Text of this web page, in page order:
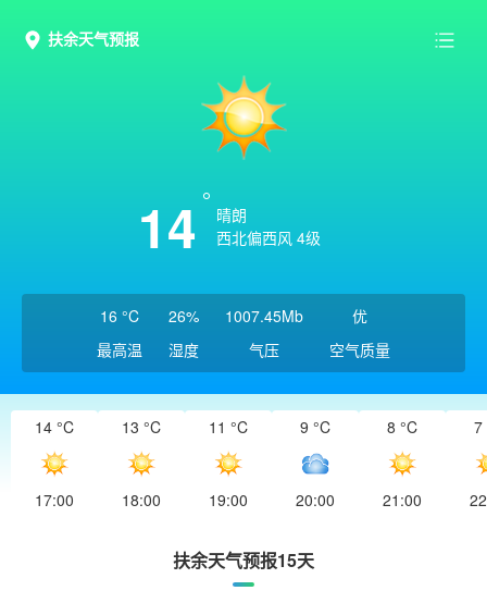
扶余天气预报
14
晴朗
西北偏西风 4级
16 °C
最高温
26%
湿度
1007.45Mb
气压
优
空气质量
14 °C
17:00
13 °C
18:00
11 °C
19:00
9 °C
20:00
8 °C
21:00
7
扶余天气预报15天